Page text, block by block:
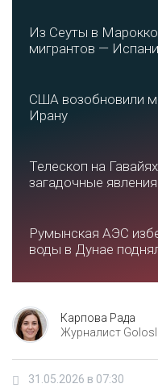
Из Сеуты в
мигрантов —
США возобновили
Ирану
Телескоп на
загадочные
Румынская АЭС
воды в Дунае
Карпова Рада
Журналист
31.05.2026 в 07:30